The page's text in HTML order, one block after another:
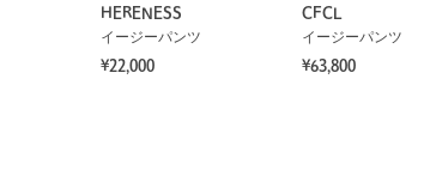
HERENESS
イージーパンツ
¥22,000
CFCL
イージーパンツ
¥63,800